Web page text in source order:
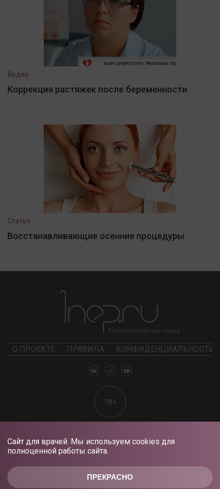
ПРЕКРАСНО
Сайт для врачей. Мы используем cookies для
полноценной работы сайта.
Видео
Коррекция растяжек после беременности
Статья
Восстанавливающие осенние процедуры
О ПРОЕКТЕ ПРАВИЛА КОНФИДЕНЦИАЛЬНОСТЬ
18+